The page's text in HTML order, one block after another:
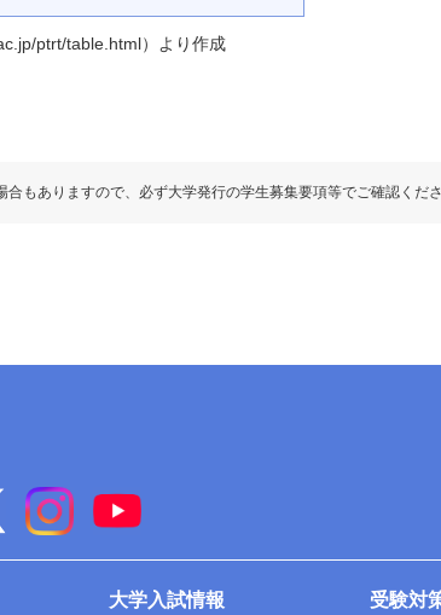
ptrt/table.html）より作成
もありますので、必ず大学発行の学生募集要項等でご確認くださ
大学入試情報 受験対